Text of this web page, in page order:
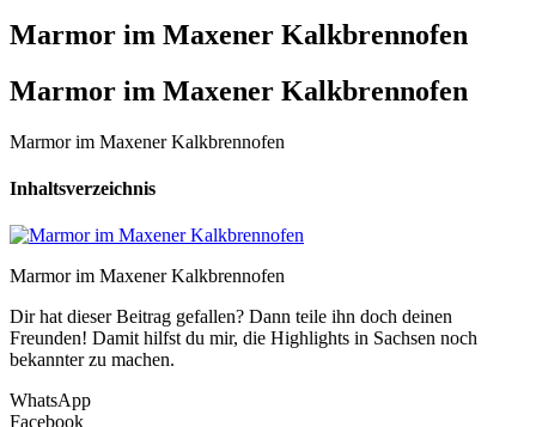
Marmor im Maxener Kalkbrennofen
Marmor im Maxener Kalkbrennofen
Marmor im Maxener Kalkbrennofen
Inhaltsverzeichnis
Marmor im Maxener Kalkbrennofen
Dir hat dieser Beitrag gefallen? Dann teile ihn doch deinen
Freunden! Damit hilfst du mir, die Highlights in Sachsen noch
bekannter zu machen.
WhatsApp
Facebook